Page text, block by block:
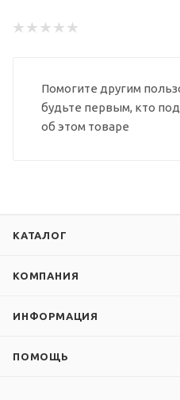
Помогите другим
будьте первым, кто
об этом товаре
КАТАЛОГ
КОМПАНИЯ
ИНФОРМАЦИЯ
ПОМОЩЬ